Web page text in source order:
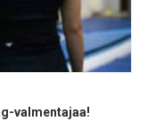
valmentajaa!